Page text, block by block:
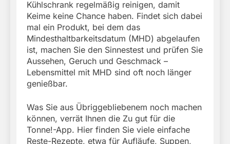
Kühlschrank regelmäßig reinigen, damit
Keime keine Chance haben. Findet sich dabei
mal ein Produkt, bei dem das
Mindesthaltbarkeitsdatum (MHD) abgelaufen
ist, machen Sie den Sinnestest und prüfen Sie
Aussehen, Geruch und Geschmack –
Lebensmittel mit MHD sind oft noch länger
genießbar.
Was Sie aus Übriggebliebenem noch machen
können, verrät Ihnen die Zu gut für die
Tonne!-App. Hier finden Sie viele einfache
Reste-Rezepte, etwa für Aufläufe, Suppen,